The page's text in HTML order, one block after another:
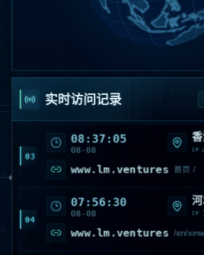
实时访问记录
www.lm.ventures 首页 /
02
08-08 IP
08-08
08:37:05
IP
www.lm.ventures 首页 /
08-08 IP
www.lm.ventures /en/